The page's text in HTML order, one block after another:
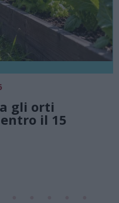
2026
Fogazzaro
senza tempo